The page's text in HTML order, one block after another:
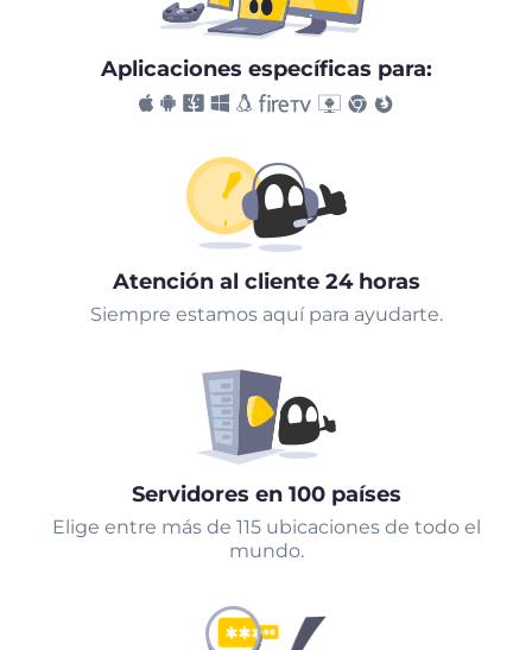
Aplicaciones específicas para:
Atención al cliente 24 horas
Siempre estamos aquí para ayudarte.
Servidores en 100 países
Elige entre más de 115 ubicaciones de todo el
mundo.